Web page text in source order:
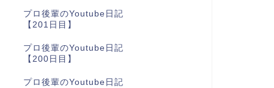
プロ後輩のYoutube日記
【201日目】
プロ後輩のYoutube日記
【200日目】
プロ後輩のYoutube日記